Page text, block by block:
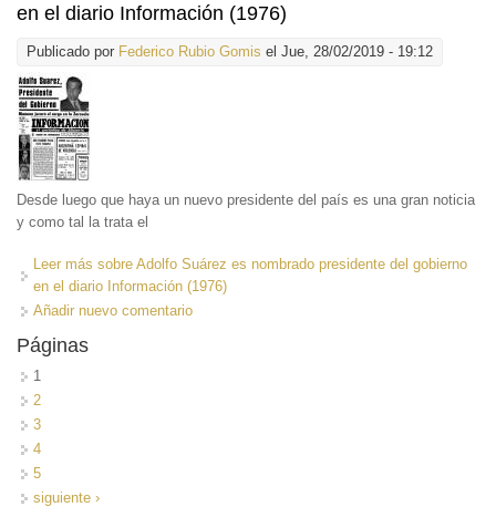
en el diario Información (1976)
Publicado por Federico Rubio Gomis el Jue, 28/02/2019 - 19:12
Desde luego que haya un nuevo presidente del país es una gran noticia
y como tal la trata el
Leer más sobre Adolfo Suárez es nombrado presidente del gobierno
en el diario Información (1976)
Añadir nuevo comentario
Páginas
1
2
3
4
5
siguiente ›